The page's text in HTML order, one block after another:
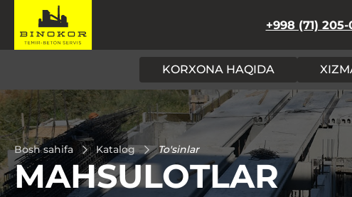
+998 (71)
KORXONA HAQIDA
Bosh sahifa Katalog To'sinlar
MAHSULOTLAR